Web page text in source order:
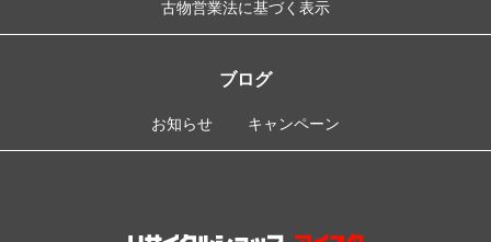
古物営業法に基づく表示
ブログ
お知らせ キャンペーン